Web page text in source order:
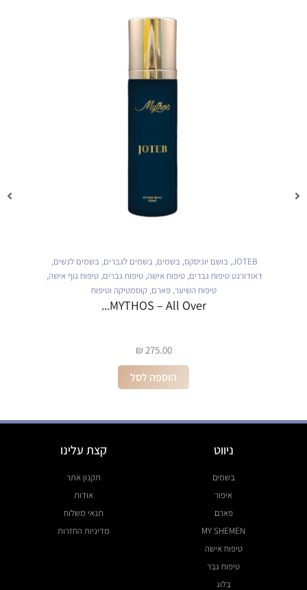
JOTEB
, בושם יוניסקס, בשמים, בשמים לגברים, בשמים לנשים,
דאודורנט טיפוח גברים, טיפוח אישה, טיפוח גברים, טיפוח גוף אישה,
טיפוח השיער,פארם,קוסמטיקה וטיפוח
MYTHOS – All Over...
275.00
₪
הוספה לסל
ניווט
בשמים
איפור
פארם
MY SHEMEN
טיפוח אישה
טיפוח גבר
בלוג
קצת עלינו
תקנון אתר
אודות
תנאי משלוח
מדיניות החזרות